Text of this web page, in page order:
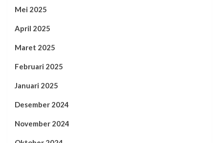
Mei 2025
April 2025
Maret 2025
Februari 2025
Januari 2025
Desember 2024
November 2024